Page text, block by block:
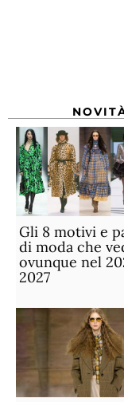
Gli 8 motivi e
di moda che
ovunque nel
2027